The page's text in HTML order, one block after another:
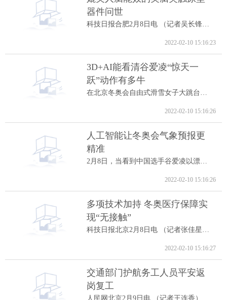
器件问世
科技日报合肥2月8日电 （记者吴长锋）8日...
2022-02-10 15:16:23
3D+AI能看清谷爱凌“惊天一
跃”动作有多牛
在北京冬奥会自由式滑雪女子大跳台决赛中...
2022-02-10 15:16:26
人工智能让冬奥会气象预报更
精准
2月8日，当看到中国选手谷爱凌以漂亮的高...
2022-02-10 15:16:26
多项技术加持 冬奥医疗保障实
现“无接触”
科技日报北京2月8日电 （记者张佳星）记...
2022-02-10 15:16:27
交通部门护航务工人员平安返
岗复工